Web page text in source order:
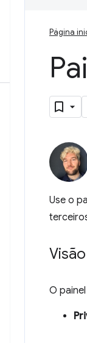
Página
Use o
O painel